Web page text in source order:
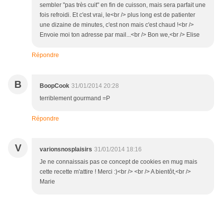
sembler "pas très cuit" en fin de cuisson, mais sera parfait une
fois refroidi. Et c'est vrai, le<br /> plus long est de patienter
une dizaine de minutes, c'est non mais c'est chaud !<br />
Envoie moi ton adresse par mail...<br /> Bon we,<br /> Elise
Répondre
B BoopCook 31/01/2014 20:28
terriblement gourmand =P
Répondre
V varionsnosplaisirs 31/01/2014 18:16
Je ne connaissais pas ce concept de cookies en mug mais
cette recette m'attire ! Merci :)<br /> <br /> A bientôt,<br />
Marie